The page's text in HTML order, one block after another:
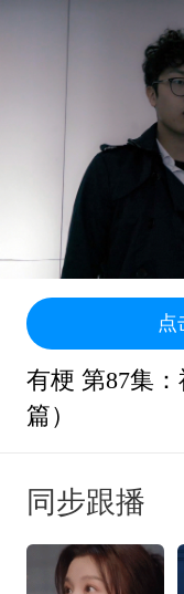
点
有梗 第87集
篇）
同步跟播